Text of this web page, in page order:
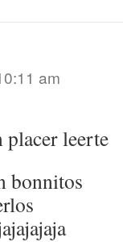
am
placer leerte
bonnitos